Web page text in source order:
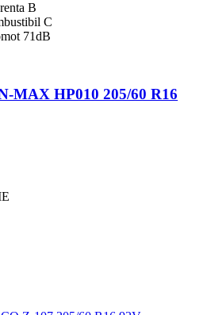
B
C
71dB
MAX HP010 205/60 R16